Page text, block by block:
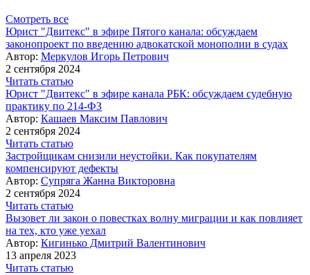
Смотреть все
Юрист "Двитекс" в эфире Пятого канала: обсуждаем
законопроект по введению адвокатской монополии в судах
Автор: Меркулов Игорь Петрович
2 сентября 2024
Читать статью
Юрист "Двитекс" в эфире канала РБК: обсуждаем судебную
практику по 214-ФЗ
Автор: Кашаев Максим Павлович
2 сентября 2024
Читать статью
Застройщикам снизили неустойки. Как покупателям
компенсируют дефекты
Автор: Супряга Жанна Викторовна
2 сентября 2024
Читать статью
Вызовет ли закон о повестках волну миграции и как повлияет
на тех, кто уже уехал
Автор: Кигинько Дмитрий Валентинович
13 апреля 2023
Читать статью